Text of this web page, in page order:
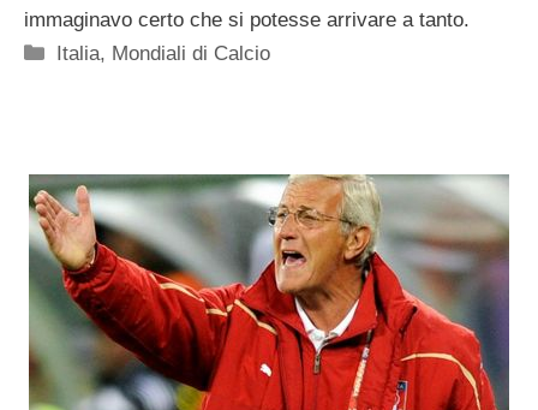
immaginavo certo che si potesse arrivare a tanto.
Categorie
Italia, Mondiali di Calcio